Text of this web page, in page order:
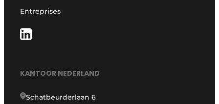
Entreprises
KANTOOR NEDERLAND
Schatbeurderlaan 6